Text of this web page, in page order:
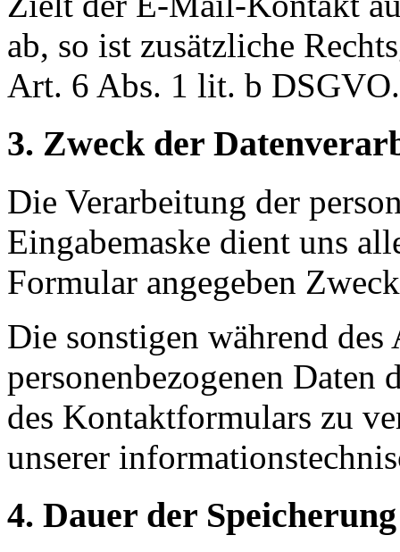
ab, so ist zusätzliche
Art. 6 Abs. 1 lit. b DSGVO.
3. Zweck der
Die Verarbeitung der
Eingabemaske dient uns
Formular angegeben
Die sonstigen während des
personenbezogenen Daten
des Kontaktformulars zu
unserer
4. Dauer der Speicherung